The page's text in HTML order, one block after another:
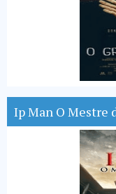
Ip Man O Mestre